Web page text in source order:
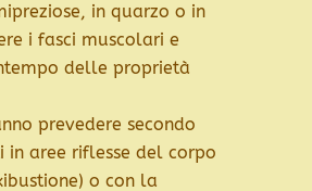
in quarzo o in
i fasci muscolari e
delle proprietà
prevedere secondo
in aree riflesse del corpo
o con la